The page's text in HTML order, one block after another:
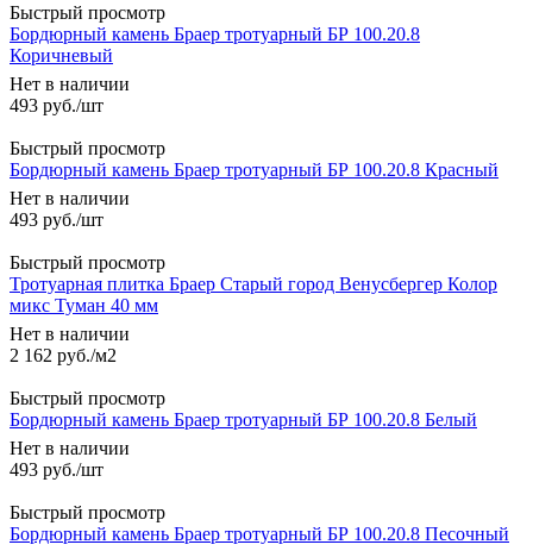
Быстрый просмотр
Бордюрный камень Браер тротуарный БР 100.20.8
Коричневый
Нет в наличии
493 руб./шт
Быстрый просмотр
Бордюрный камень Браер тротуарный БР 100.20.8 Красный
Нет в наличии
493 руб./шт
Быстрый просмотр
Тротуарная плитка Браер Старый город Венусбергер Колор
микс Туман 40 мм
Нет в наличии
2 162 руб./м2
Быстрый просмотр
Бордюрный камень Браер тротуарный БР 100.20.8 Белый
Нет в наличии
493 руб./шт
Быстрый просмотр
Бордюрный камень Браер тротуарный БР 100.20.8 Песочный